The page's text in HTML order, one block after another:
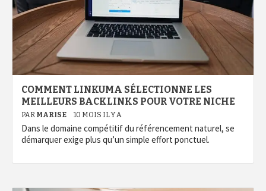
COMMENT LINKUMA SÉLECTIONNE LES
MEILLEURS BACKLINKS POUR VOTRE NICHE
PAR MARISE 10 MOIS IL Y A
Dans le domaine compétitif du référencement naturel, se
démarquer exige plus qu’un simple effort ponctuel.